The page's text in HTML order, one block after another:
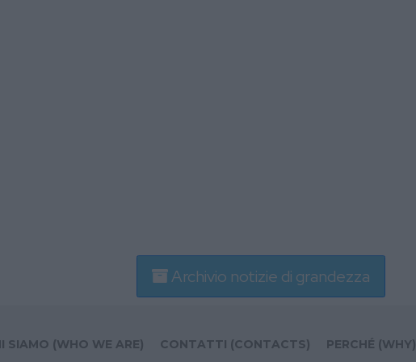
Archivio notizie di grandezza
SIAMO (WHO WE ARE) CONTATTI (CONTACTS) PERCHÉ (WHY)